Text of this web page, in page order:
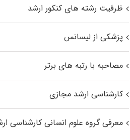
ظرفیت رشته های کنکور ارشد
پزشکی از لیسانس
مصاحبه با رتبه های برتر
کارشناسی ارشد مجازی
معرفی گروه علوم انسانی کارشناسی